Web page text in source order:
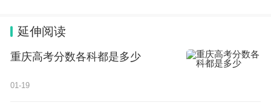
请表
2024年1月17日
延伸阅读
重庆高考分数各科都是多少
01-19